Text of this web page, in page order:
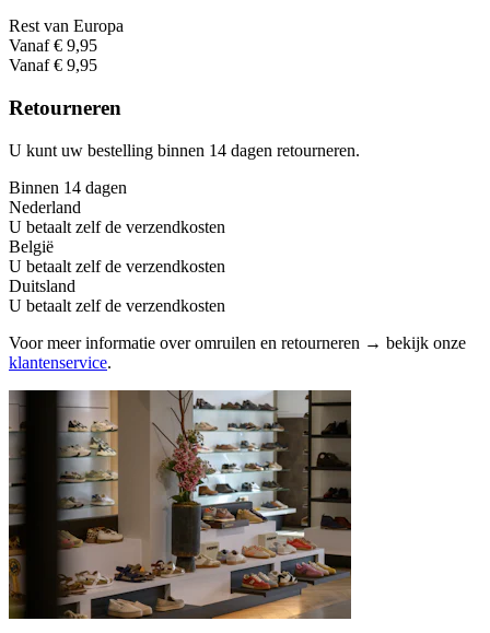
Rest van Europa
Vanaf € 9,95
Vanaf € 9,95
Retourneren
U kunt uw bestelling binnen 14 dagen retourneren.
Binnen 14 dagen
Nederland
U betaalt zelf de verzendkosten
België
U betaalt zelf de verzendkosten
Duitsland
U betaalt zelf de verzendkosten
Voor meer informatie over omruilen en retourneren → bekijk onze
klantenservice.